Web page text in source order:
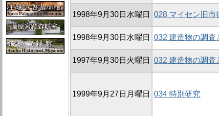
1998年9月30日水曜日 028 マイセン旧市
1998年9月30日水曜日 032 建造物の調査
1997年9月30日火曜日 032 建造物の調査
1999年9月27日月曜日 034 特別研究